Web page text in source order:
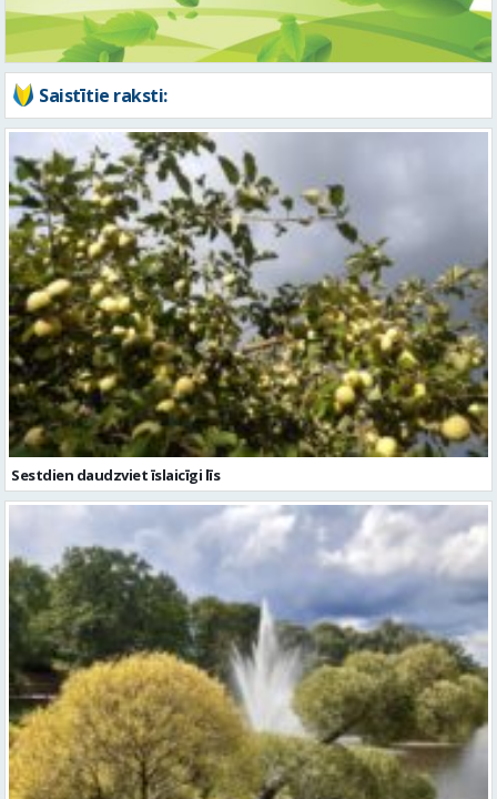
Saistītie raksti:
Sestdien daudzviet īslaicīgi līs